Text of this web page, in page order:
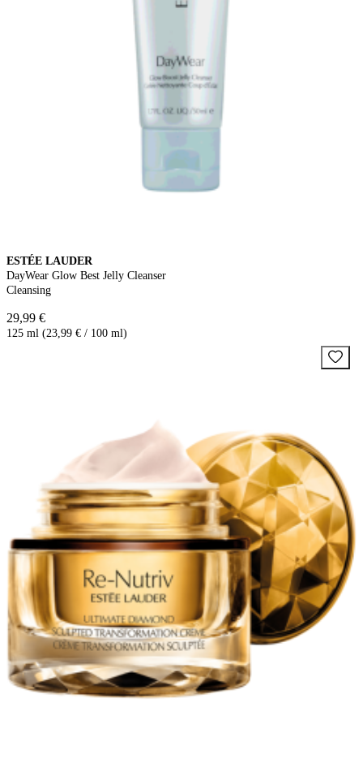
ESTÉE LAUDER
DayWear Glow Best Jelly Cleanser
Cleansing
29,99 €
125 ml (23,99 € / 100 ml)